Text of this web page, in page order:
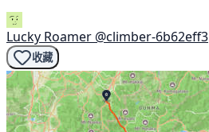
Lucky Roamer @climber-6b62eff3
收藏